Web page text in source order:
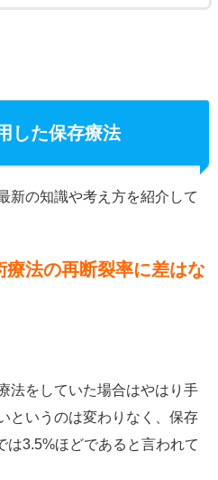
した保存療法
新の知識や考え方を紹介して
療法の再断裂率に差はな
法をしていた場合はやはり手
というのは変わりなく、保存
は3.5%ほどであると言われて